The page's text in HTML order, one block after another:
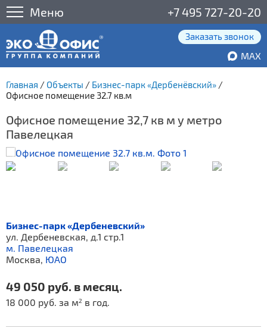
Меню +7 495 727-20-20
Заказать звонок
MAX
Главная / Объекты / Бизнес-парк «Дербенёвский» /
Офисное помещение 32.7 кв.м
Офисное помещение 32,7 кв м у метро
Павелецкая
Бизнес-парк «Дербеневский»
ул. Дербеневская, д.1 стр.1
м. Павелецкая
Москва, ЮАО
49 050 руб. в месяц.
18 000 руб. за м2 в год.